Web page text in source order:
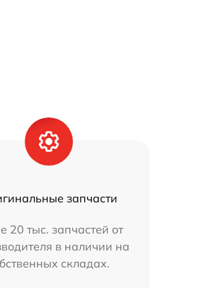
запчасти
20 тыс. запчастей от
в наличии на
складах.